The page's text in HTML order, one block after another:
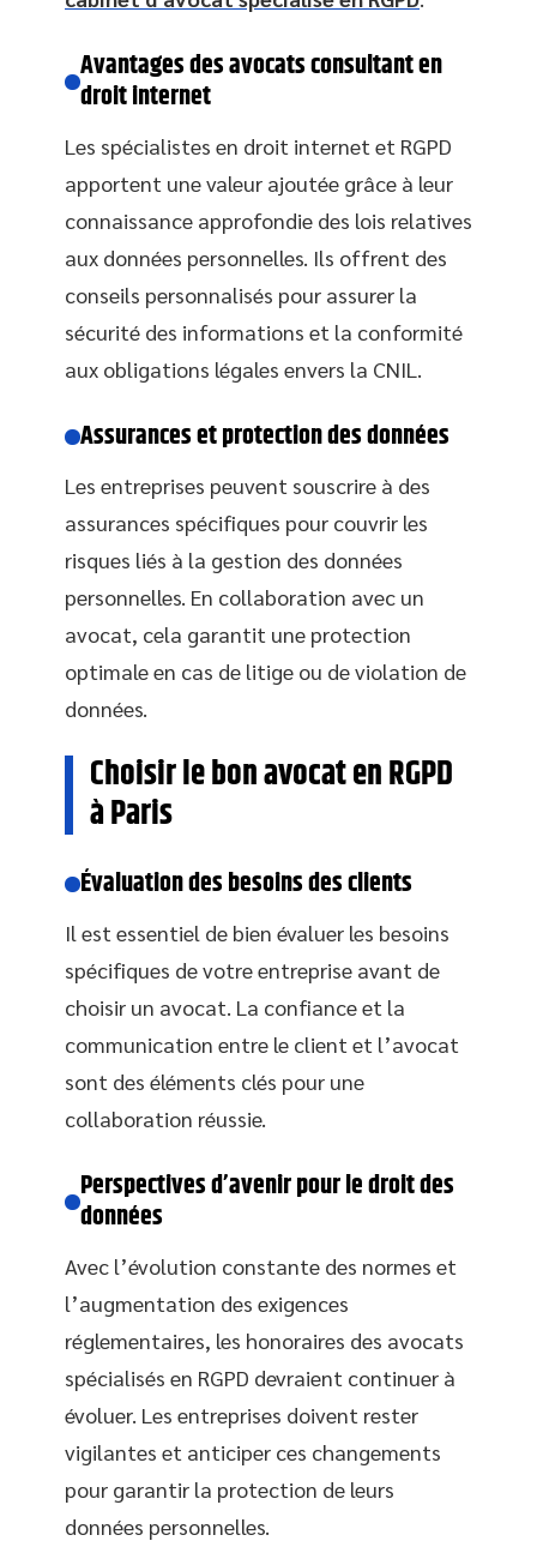
Avantages des avocats consultant en
droit internet
Les spécialistes en droit internet et RGPD
apportent une valeur ajoutée grâce à leur
connaissance approfondie des lois relatives
aux données personnelles. Ils offrent des
conseils personnalisés pour assurer la
sécurité des informations et la conformité
aux obligations légales envers la CNIL.
Assurances et protection des données
Les entreprises peuvent souscrire à des
assurances spécifiques pour couvrir les
risques liés à la gestion des données
personnelles. En collaboration avec un
avocat, cela garantit une protection
optimale en cas de litige ou de violation de
données.
Choisir le bon avocat en RGPD
à Paris
Évaluation des besoins des clients
Il est essentiel de bien évaluer les besoins
spécifiques de votre entreprise avant de
choisir un avocat. La confiance et la
communication entre le client et l’avocat
sont des éléments clés pour une
collaboration réussie.
Perspectives d’avenir pour le droit des
données
Avec l’évolution constante des normes et
l’augmentation des exigences
réglementaires, les honoraires des avocats
spécialisés en RGPD devraient continuer à
évoluer. Les entreprises doivent rester
vigilantes et anticiper ces changements
pour garantir la protection de leurs
données personnelles.